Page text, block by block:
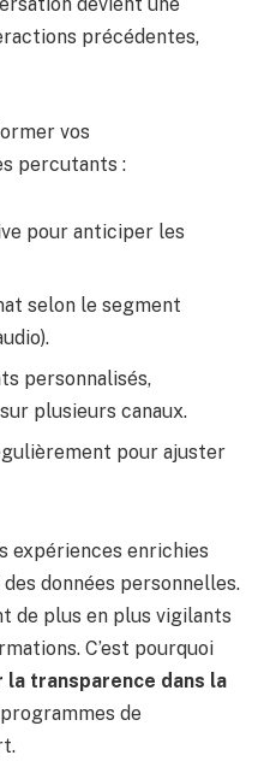
devient une
précédentes,
vos
percutants :
pour anticiper les
selon le segment
personnalisés,
plusieurs canaux.
pour ajuster
expériences enrichies
données personnelles.
de plus en plus vigilants
C’est pourquoi
la transparence dans la
de